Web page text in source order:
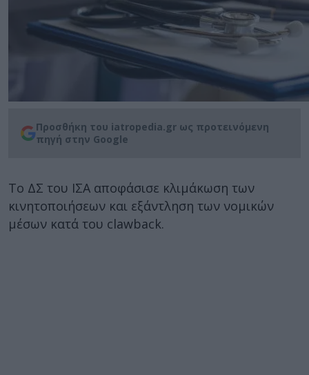
Προσθήκη του iatropedia.gr ως προτεινόμενη
πηγή στην Google
Το ΔΣ του ΙΣΑ αποφάσισε κλιμάκωση των
κινητοποιήσεων και εξάντληση των νομικών
μέσων κατά του clawback.